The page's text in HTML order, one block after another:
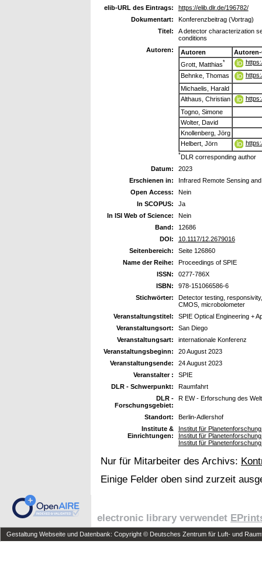
elib-URL des Eintrags:
https://elib.dlr.de/196782/
Dokumentart:
Konferenzbeitrag (Vortrag)
Titel:
A detector characterization
conditions
Autoren:
Autoren
Autoren-
Grott, Matthias*
Behnke, Thomas
Michaelis, Harald
Althaus, Christian
Togno, Simone
Wolter, David
Knollenberg, Jörg
Helbert, Jörn
*DLR corresponding author
Datum:
2023
Erschienen in:
Infrared Remote Sensing
Open Access:
Nein
In SCOPUS:
Ja
In ISI Web of Science:
Nein
Band:
12686
DOI:
10.1117/12.2679016
Seitenbereich:
Seite 126860
Name der Reihe:
Proceedings of SPIE
ISSN:
0277-786X
ISBN:
978-151066586-6
Stichwörter:
Detector testing,
CMOS, microbolometer
Veranstaltungstitel:
SPIE Optical Engineering +
Veranstaltungsort:
San Diego
Veranstaltungsart:
internationale Konferenz
Veranstaltungsbeginn:
20 August 2023
Veranstaltungsende:
24 August 2023
Veranstalter :
SPIE
DLR - Schwerpunkt:
Raumfahrt
DLR -
Forschungsgebiet:
R EW - Erforschung des
Standort:
Berlin-Adlershof
Institute &
Einrichtungen:
Institut für
Institut für
Institut für
Nur für Mitarbeiter des Archivs:
Einige Felder oben sind zurzeit
electronic library verwendet
Gestaltung Webseite und Datenbank: Copyright © Deutsches Zentrum für Luft- und